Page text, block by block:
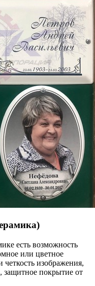
есть возможность
или цветное
четкость изображения,
защитное покрытие от